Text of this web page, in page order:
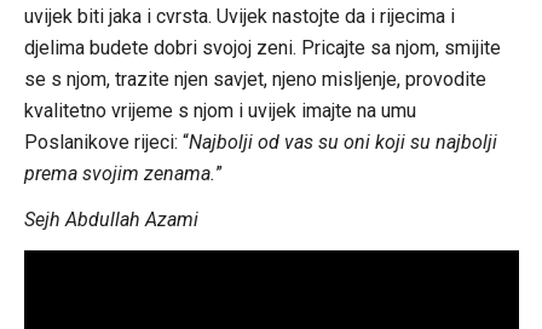
uvijek biti jaka i cvrsta. Uvijek nastojte da i rijecima i
djelima budete dobri svojoj zeni. Pricajte sa njom, smijite
se s njom, trazite njen savjet, njeno misljenje, provodite
kvalitetno vrijeme s njom i uvijek imajte na umu
Poslanikove rijeci: “Najbolji od vas su oni koji su najbolji
prema svojim zenama.”
Sejh Abdullah Azami